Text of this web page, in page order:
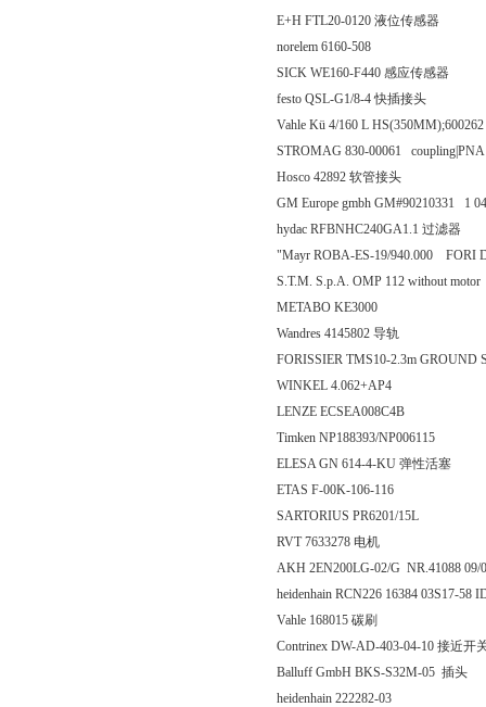
E+H FTL20-0120 液位传感器
norelem 6160-508
SICK WE160-F440 感应传感器
festo QSL-G1/8-4 快插接头
Vahle Kü 4/160 L HS(350MM);600262
STROMAG 830-00061
Hosco 42892 软管接头
GM Europe gmbh GM#90210331 1
hydac RFBNHC240GA1.1 过滤器
"Mayr ROBA-ES-19/940.000 FORI
S.T.M. S.p.A. OMP 112 without motor
METABO KE3000
Wandres 4145802 导轨
FORISSIER TMS10-2.3m GROUND
WINKEL 4.062+AP4
LENZE ECSEA008C4B
Timken NP188393/NP006115
ELESA GN 614-4-KU 弹性活塞
ETAS F-00K-106-116
SARTORIUS PR6201/15L
RVT 7633278 电机
AKH 2EN200LG-02/G NR.41088 09/
heidenhain RCN226 16384 03S17-58
Vahle 168015 碳刷
Contrinex DW-AD-403-04-10 接近开
Balluff GmbH BKS-S32M-05 插头
heidenhain 222282-03